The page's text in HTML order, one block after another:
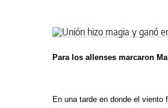
Para los allenses marcaron
En una tarde en donde el